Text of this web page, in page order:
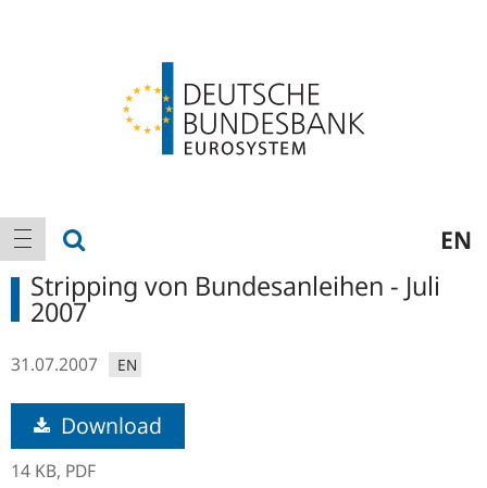
Hauptnavigation
Navigation anzeigen EN
Stripping von Bundesanleihen - Juli
2007
31.07.2007 EN
Download
14 KB, PDF